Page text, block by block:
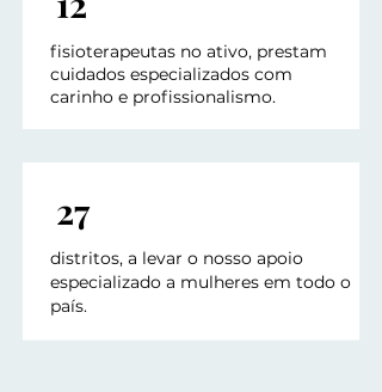
​fisioterapeutas no ativo, prestam
cuidados especializados com
carinho e profissionalismo.
27
distritos, a levar o nosso apoio
especializado a mulheres em todo o
país.